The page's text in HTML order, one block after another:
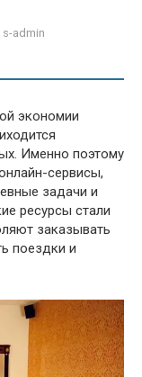
s-admin
экономии
Именно поэтому
сервисы,
задачи и
ресурсы стали
заказывать
поездки и